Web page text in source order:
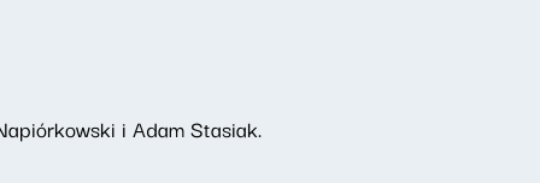
i Adam Stasiak.